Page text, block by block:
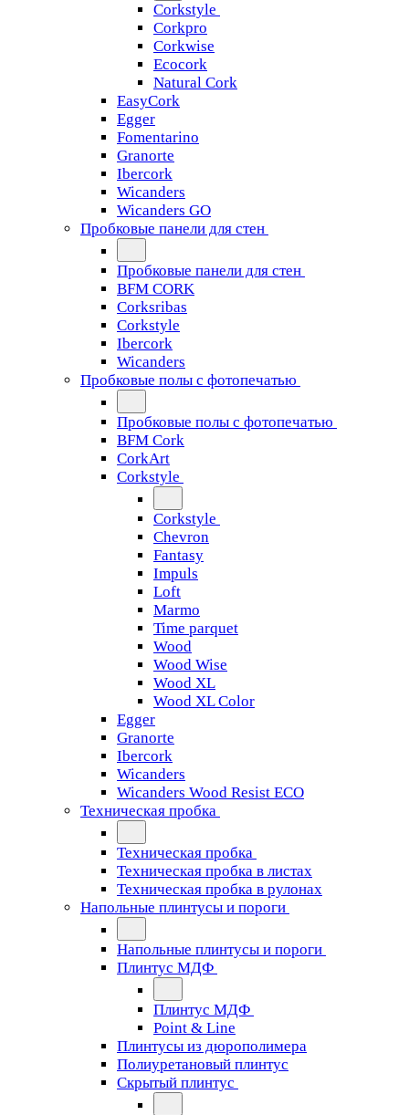
Corkstyle
Corkpro
Corkwise
Ecocork
Natural Cork
EasyCork
Egger
Fomentarino
Granorte
Ibercork
Wicanders
Wicanders GO
Пробковые панели для стен
Пробковые панели для стен
BFM CORK
Corksribas
Corkstyle
Ibercork
Wicanders
Пробковые полы с фотопечатью
Пробковые полы с фотопечатью
BFM Cork
CorkArt
Corkstyle
Corkstyle
Chevron
Fantasy
Impuls
Loft
Marmo
Time parquet
Wood
Wood Wise
Wood XL
Wood XL Color
Egger
Granorte
Ibercork
Wicanders
Wicanders Wood Resist ECO
Техническая пробка
Техническая пробка
Техническая пробка в листах
Техническая пробка в рулонах
Напольные плинтусы и пороги
Напольные плинтусы и пороги
Плинтус МДФ
Плинтус МДФ
Point & Line
Плинтусы из дюрополимера
Полиуретановый плинтус
Скрытый плинтус